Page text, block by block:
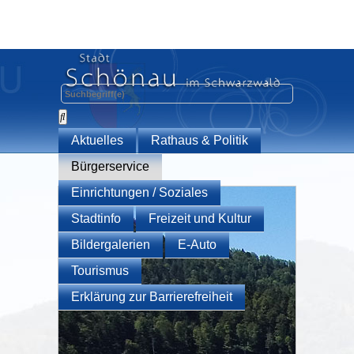
Aktuelles
Rathaus & Politik
Bürgerservice
Einrichtungen / Soziales
Stadtinfo
Freizeit und Kultur
Bildergalerien
E-Auto
Tourismus
Erklärung zur Barrierefreiheit